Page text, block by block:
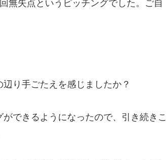
無失点というピッチングでした。ご自
り手ごたえを感じましたか？
できるようになったので、引き続きこ